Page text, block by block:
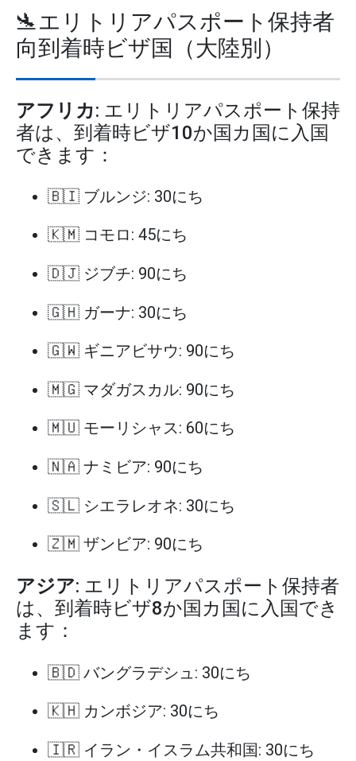
🛬エリトリアパスポート保持者
向到着時ビザ国（大陸別）
アフリカ: エリトリアパスポート保持
者は、到着時ビザ10か国カ国に入国
できます：
🇧🇮 ブルンジ: 30にち
🇰🇲 コモロ: 45にち
🇩🇯 ジブチ: 90にち
🇬🇭 ガーナ: 30にち
🇬🇼 ギニアビサウ: 90にち
🇲🇬 マダガスカル: 90にち
🇲🇺 モーリシャス: 60にち
🇳🇦 ナミビア: 90にち
🇸🇱 シエラレオネ: 30にち
🇿🇲 ザンビア: 90にち
アジア: エリトリアパスポート保持者
は、到着時ビザ8か国カ国に入国でき
ます：
🇧🇩 バングラデシュ: 30にち
🇰🇭 カンボジア: 30にち
🇮🇷 イラン・イスラム共和国: 30にち